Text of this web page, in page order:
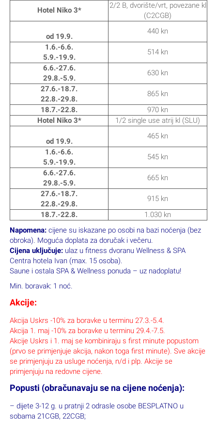
Hotel Niko 3*
2/2 B, dvorište/vrt, povezane kl
(C2CGB)
od 19.9.
440 kn
1.6.-6.6.
5.9.-19.9.
514 kn
6.6.-27.6.
29.8.-5.9.
630 kn
27.6.-18.7.
22.8.-29.8.
865 kn
18.7.-22.8.
970 kn
Hotel Niko 3*
1/2 single use atrij kl (SLU)
od 19.9.
465 kn
1.6.-6.6.
5.9.-19.9.
545 kn
6.6.-27.6.
29.8.-5.9.
665 kn
27.6.-18.7.
22.8.-29.8.
915 kn
18.7.-22.8.
1.030 kn
Napomena: cijene su iskazane po osobi na bazi noćenja (bez
obroka). Moguća doplata za doručak i večeru.
Cijena uključuje: ulaz u fitness dvoranu Wellness & SPA
Centra hotela Ivan (max. 15 osoba).
Saune i ostala SPA & Wellness ponuda – uz nadoplatu!
Min. boravak: 1 noć.
Akcije:
Akcija Uskrs -10% za boravke u terminu 27.3.-5.4.
Akcija 1. maj -10% za boravke u terminu 29.4.-7.5.
Akcije Uskrs i 1. maj se kombiniraju s first minute popustom
(prvo se primjenjuje akcija, nakon toga first minute). Sve akcije
se primjenjuju za usluge noćenja, n/d i plp. Akcije se
primjenjuju na redovne cijene.
Popusti (obračunavaju se na cijene noćenja):
– dijete 3-12 g. u pratnji 2 odrasle osobe BESPLATNO u
sobama 21CGB, 22CGB;